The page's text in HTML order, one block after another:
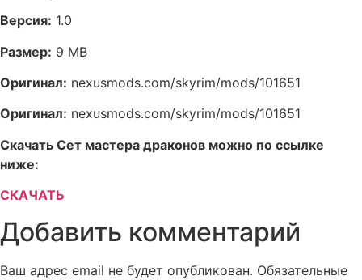
Версия: 1.0
Размер: 9 MB
Оригинал: nexusmods.com/skyrim/mods/101651
Оригинал: nexusmods.com/skyrim/mods/101651
Скачать Сет мастера драконов можно по ссылке
ниже:
СКАЧАТЬ
Добавить комментарий
Ваш адрес email не будет опубликован. Обязательные